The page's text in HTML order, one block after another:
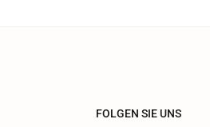
FOLGEN SIE UNS